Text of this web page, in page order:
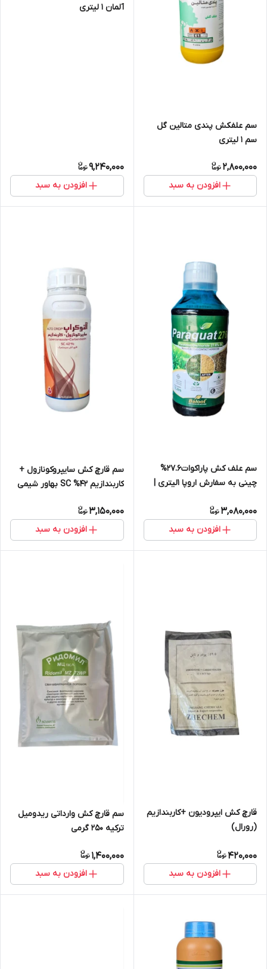
سم علفکش پندی متالین گل
سم 1 لیتری
2,800,000
افزودن به سبد
آلمان 1 لیتری
9,240,000
افزودن به سبد
سم علف کش پاراکوات27.6%
چینی به سفارش اروپا 1لیتری |
3,080,000
افزودن به سبد
سم قارچ کش سایپروکونازول +
کاربندازیم SC %42 بهاور شیمی
3,150,000
افزودن به سبد
قارچ کش ایپرودیون +کاربندازیم
(رورال)
420,000
افزودن به سبد
سم قارچ کش وارداتی ریدومیل
ترکیه 250 گرمی
1,400,000
افزودن به سبد